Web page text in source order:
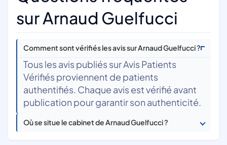
sur Arnaud Guelfucci
Comment sont vérifiés les avis sur Arnaud Guelfucci ?
Tous les avis publiés sur Avis Patients
Vérifiés proviennent de patients
authentifiés. Chaque avis est vérifié avant
publication pour garantir son authenticité.
Où se situe le cabinet de Arnaud Guelfucci ?